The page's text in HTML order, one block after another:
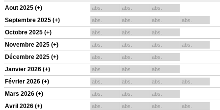
Aout 2025 (+) abs. abs. abs.
Septembre 2025 (+) abs. abs. abs. abs.
Octobre 2025 (+) abs. abs. abs.
Novembre 2025 (+) abs. abs. abs. abs.
Décembre 2025 (+) abs. abs. abs.
Janvier 2026 (+) abs. abs. abs.
Février 2026 (+) abs. abs. abs. abs.
Mars 2026 (+) abs. abs. abs.
Avril 2026 (+) abs. abs. abs. abs.